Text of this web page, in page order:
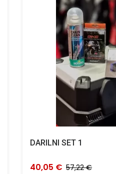
DARILNI SET 1
40,05 € 57,22 €